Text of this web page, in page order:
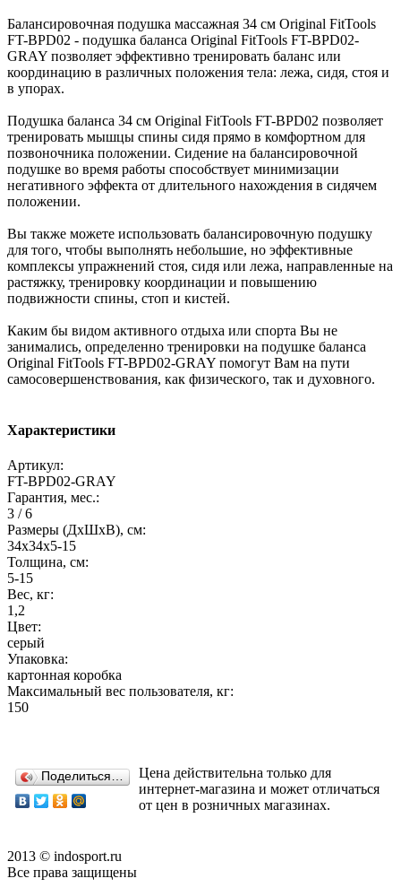
Балансировочная подушка массажная 34 см Original FitTools
FT-BPD02 - подушка баланса Original FitTools FT-BPD02-
GRAY позволяет эффективно тренировать баланс или
координацию в различных положения тела: лежа, сидя, стоя и
в упорах.
Подушка баланса 34 см Original FitTools FT-BPD02 позволяет
тренировать мышцы спины сидя прямо в комфортном для
позвоночника положении. Сидение на балансировочной
подушке во время работы способствует минимизации
негативного эффекта от длительного нахождения в сидячем
положении.
Вы также можете использовать балансировочную подушку
для того, чтобы выполнять небольшие, но эффективные
комплексы упражнений стоя, сидя или лежа, направленные на
растяжку, тренировку координации и повышению
подвижности спины, стоп и кистей.
Каким бы видом активного отдыха или спорта Вы не
занимались, определенно тренировки на подушке баланса
Original FitTools FT-BPD02-GRAY помогут Вам на пути
самосовершенствования, как физического, так и духовного.
Характеристики
Артикул:
FT-BPD02-GRAY
Гарантия, мес.:
3 / 6
Размеры (ДхШхВ), см:
34х34х5-15
Толщина, см:
5-15
Вес, кг:
1,2
Цвет:
серый
Упаковка:
картонная коробка
Максимальный вес пользователя, кг:
150
Поделиться…
Цена действительна только для
интернет-магазина и может отличаться
от цен в розничных магазинах.
2013 © indosport.ru
Все права защищены